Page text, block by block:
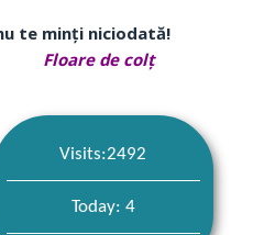
te minți niciodată!
Floare de colț
Visits:2492
Today: 4